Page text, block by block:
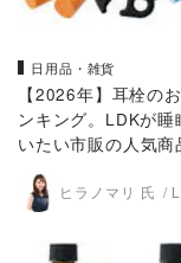
日用品・雑貨
【2026年】耳栓の
ンキング。LDKが睡
いたい市販の人気商
ヒラノマリ 氏